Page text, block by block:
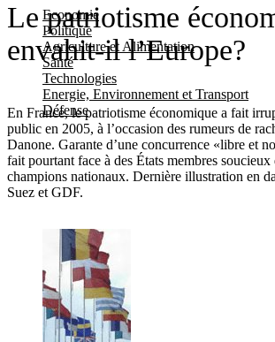
Economie
Politique
Agriculture et Alimentation
Santé
Technologies
Energie, Environnement et Transport
Défense
Le patriotisme
envahit-il l’Europe?
En France, le patriotisme économique a fait
public en 2005, à l’occasion des rumeurs de
Danone. Garante d’une concurrence «libre et
fait pourtant face à des États membres soucieux
champions nationaux. Dernière illustration en
Suez et GDF.